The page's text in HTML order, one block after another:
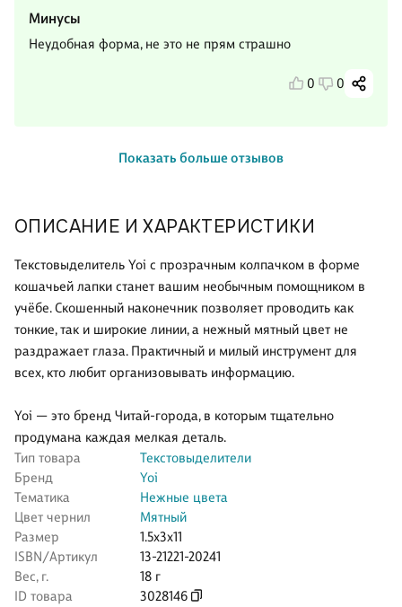
ОПИСАНИЕ И ХАРАКТЕРИСТИКИ
Текстовыделитель Yoi с прозрачным колпачком в форме
кошачьей лапки станет вашим необычным помощником в
учёбе. Скошенный наконечник позволяет проводить как
тонкие, так и широкие линии, а нежный мятный цвет не
раздражает глаза. Практичный и милый инструмент для
всех, кто любит организовывать информацию.
Yoi — это бренд Читай-города, в которым тщательно
продумана каждая мелкая деталь.
Тип товара
Текстовыделители
Бренд
Yoi
Тематика
Нежные цвета
Цвет чернил
Мятный
Размер
1.5x3x11
ISBN/Артикул
13-21221-20241
Вес, г.
18 г
ID товара
3028146
Минусы
Неудобная форма, не это не прям страшно
0 0
Показать больше отзывов